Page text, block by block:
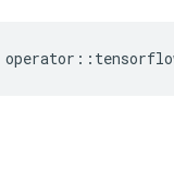
operator ::